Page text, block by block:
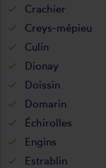
Crachier
Creys-mépieu
Culin
Dionay
Doissin
Domarin
Échirolles
Engins
Estrablin